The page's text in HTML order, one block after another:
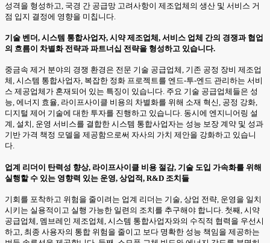
성격을 형성하고, 국경 간 공급망 고려사항이 제조업체의 생산 및 서비스 거
점 입지 결정에 영향을 미칩니다.
기술 벤더, 시스템 통합사업자, 시약 제조업체, 서비스 업체 간의 경쟁과 협업
의 흐름이 차별화 전략과 파트너십 전략을 형성하고 있습니다.
중금속 제거 분야의 경쟁 환경은 전문 기술 공급업체, 기존 공정 장비 제조업
체, 시스템 통합사업자, 복잡한 정화 프로젝트를 엔드-투-엔드 관리하는 서비
스 제공업체가 혼재되어 있는 특징이 있습니다. 주요 기술 공급업체들은 성
능, 에너지 효율, 라이프사이클 비용의 차별화를 위해 소재 혁신, 공정 강화,
디지털 제어 기술에 대한 투자를 진행하고 있습니다. 동시에 엔지니어링 설
계, 설치, 운영 서비스를 결합한 시스템 통합사업자는 성능 보장 계약 및 성과
기반 가격 책정 모델을 제공함으로써 자사의 가치 제안을 강화하고 있습니
다.
업계 리더이 탄력성 향상, 라이프사이클 비용 절감, 기술 도입 가속화를 위해
실행할 수 있는 영향력 있는 운영, 상업적, R&D 조치들
기회를 포착하고 위험을 줄이려는 업계 리더는 기술, 상업 전략, 운영을 일치
시키는 실용적이고 실행 가능한 일련의 조치를 추구해야 합니다. 첫째, 시약
공급업체, 멤브레인 제조업체, 시스템 통합사업자와의 수직적 협력을 우선시
하고, 최종 사용자의 통합 위험을 줄이고 보다 명확한 성능 책임을 제공하는